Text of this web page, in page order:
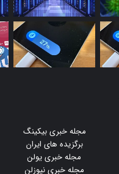
مجله خبری بیکینگ
برگزیده های ایران
مجله خبری یولن
مجله خبری نیوزلن